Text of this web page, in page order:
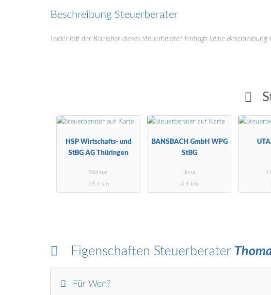
Beschreibung Steuerberater
Leider hat der Betreiber dieses Steuerberater-Eintrags keine Beschreibung
HSP Wirtschafts- und
StBG AG Thüringen
Weimar
19.9 km
BANSBACH GmbH WPG
StBG
Jena
0.9 km
Eigenschaften Steuerberater
Für Wen?